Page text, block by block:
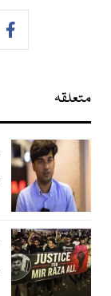
متعلقہ